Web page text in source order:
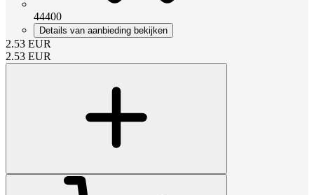
44400
Details van aanbieding bekijken
2.53 EUR
2.53 EUR